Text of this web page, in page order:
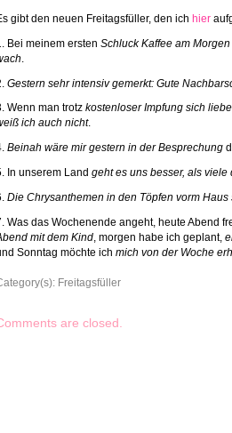
08-
gibt den neuen Freitagsfüller, den ich hier
Bei meinem ersten Schluck Kaffee am
Gestern sehr intensiv gemerkt: Gute
Wenn man trotz kostenloser Impfung sich
ich auch nicht.
Beinah wäre mir gestern in der Besprechung
In unserem Land geht es uns besser, als viele
Die Chrysanthemen in den Töpfen vorm
Was das Wochenende angeht, heute Abend
mit dem Kind , morgen habe ich geplant,
Sonntag möchte ich mich von der Woche
Freitagsfüller
are closed.